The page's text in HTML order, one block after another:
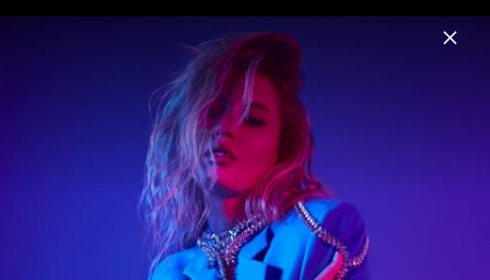
Menu
News Musik Fotos
Pressebilder "Would You Still Love Me If
You Really Knew Me?"